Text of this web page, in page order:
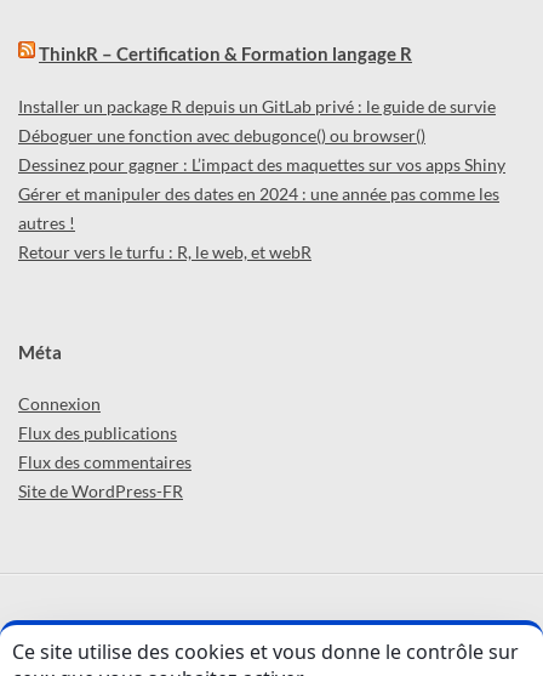
ThinkR – Certification & Formation langage R
Installer un package R depuis un GitLab privé : le guide de survie
Déboguer une fonction avec debugonce() ou browser()
Dessinez pour gagner : L’impact des maquettes sur vos apps Shiny
Gérer et manipuler des dates en 2024 : une année pas comme les
autres !
Retour vers le turfu : R, le web, et webR
Méta
Connexion
Flux des publications
Flux des commentaires
Site de WordPress-FR
ABCD'R (parThinkR) © 2026 -Confidentialité
Ce site utilise des cookies et vous donne le contrôle sur